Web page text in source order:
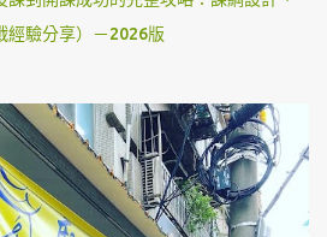
經驗分享）－2026版